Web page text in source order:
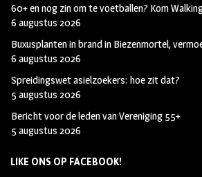
60+ en nog zin om te voetballen? Kom
6 augustus 2026
Buxusplanten in brand in Biezenmortel,
6 augustus 2026
Spreidingswet asielzoekers: hoe zit dat?
5 augustus 2026
Bericht voor de leden van Vereniging 55+
5 augustus 2026
LIKE ONS OP FACEBOOK!